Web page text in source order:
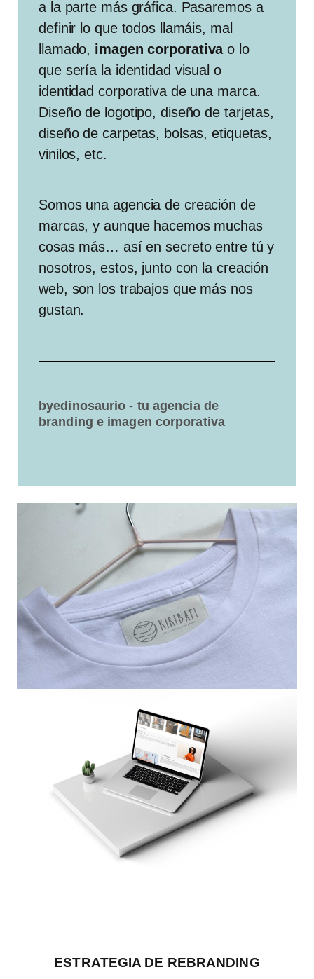
a la parte más gráfica. Pasaremos a
definir lo que todos llamáis, mal
llamado, imagen corporativao lo
que sería la identidad visual o
identidad corporativa de una marca.
Diseño de logotipo, diseño de tarjetas,
diseño de carpetas, bolsas, etiquetas,
vinilos, etc.
Somos una agencia de creación de
marcas, y aunque hacemos muchas
cosas más… así en secreto entre tú y
nosotros, estos, junto con la creación
web, son los trabajos que más nos
gustan.
byedinosaurio - tu agencia de
branding e imagen corporativa
ESTRATEGIA DE REBRANDING